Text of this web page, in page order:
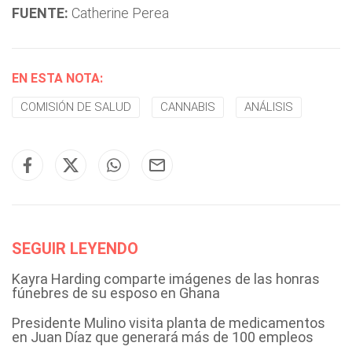
FUENTE: Catherine Perea
EN ESTA NOTA:
COMISIÓN DE SALUD CANNABIS ANÁLISIS
SEGUIR LEYENDO
Kayra Harding comparte imágenes de las honras
fúnebres de su esposo en Ghana
Presidente Mulino visita planta de medicamentos
en Juan Díaz que generará más de 100 empleos